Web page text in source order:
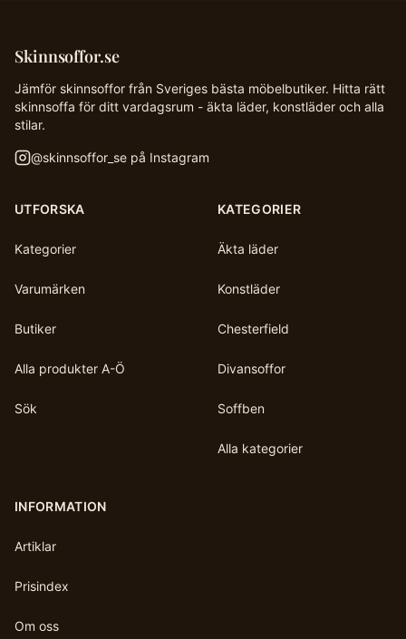
Skinnsoffor.se
Jämför skinnsoffor från Sveriges bästa möbelbutiker. Hitta rätt
skinnsoffa för ditt vardagsrum - äkta läder, konstläder och alla
stilar.
@skinnsoffor_se på Instagram
UTFORSKA
Kategorier
Varumärken
Butiker
Alla produkter A-Ö
Sök
KATEGORIER
Äkta läder
Konstläder
Chesterfield
Divansoffor
Soffben
Alla kategorier
INFORMATION
Artiklar
Prisindex
Om oss